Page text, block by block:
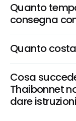
Quanto
consegna
Quanto
Cosa
Thaibonnet
dare